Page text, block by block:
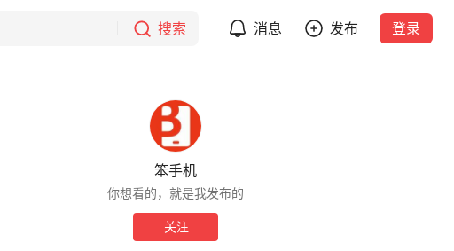
搜索 消息 发布 登录
笨手机
你想看的，就是我发布的
关注